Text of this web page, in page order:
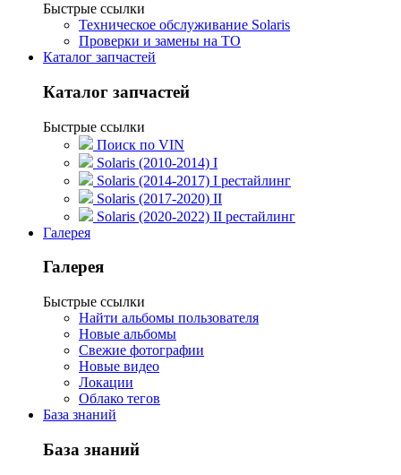
Быстрые ссылки
Техническое обслуживание Solaris
Проверки и замены на ТО
Каталог запчастей
Каталог запчастей
Быстрые ссылки
Поиск по VIN
Solaris (2010-2014) I
Solaris (2014-2017) I рестайлинг
Solaris (2017-2020) II
Solaris (2020-2022) II рестайлинг
Галерея
Галерея
Быстрые ссылки
Найти альбомы пользователя
Новые альбомы
Свежие фотографии
Новые видео
Локации
Облако тегов
База знаний
База знаний